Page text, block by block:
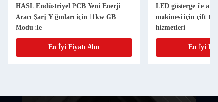
HASL Endüstriyel PCB Yeni Enerji
Aracı Şarj Yığınları için 11kw GB
Modu ile
En İyi Fiyatı Alın
LED gösterge ile
makinesi için çift
hizmetleri
En İyi